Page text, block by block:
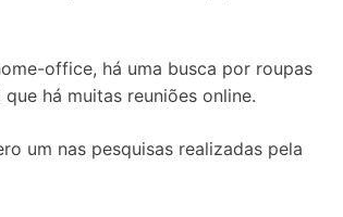
office, há uma busca por roupas
há muitas reuniões online.
um nas pesquisas realizadas pela